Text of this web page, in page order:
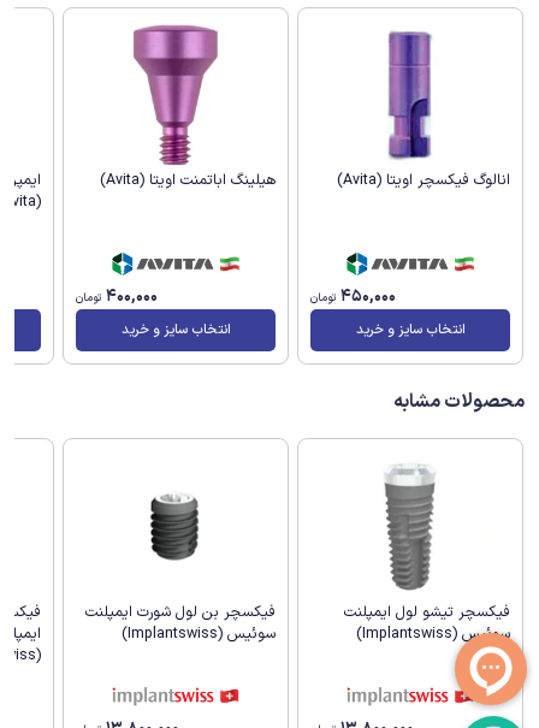
انالوگ فیکسچر اویتا (Avita)
450,000 تومان
انتخاب سایز و خرید
هیلینگ اباتمنت اویتا (Avita)
400,000 تومان
انتخاب سایز و خرید
(Avita)
محصولات مشابه
فیکسچر تیشو لول ایمپلنت
سوئیس (Implantswiss)
فیکسچر بن لول شورت ایمپلنت
سوئیس (Implantswiss)
(Implantswiss)